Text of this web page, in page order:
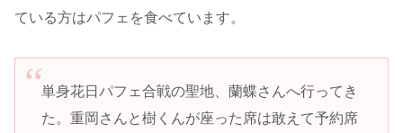
ている方はパフェを食べています。
単身花日パフェ合戦の聖地、蘭蝶さんへ行ってき
た。重岡さんと樹くんが座った席は敢えて予約席